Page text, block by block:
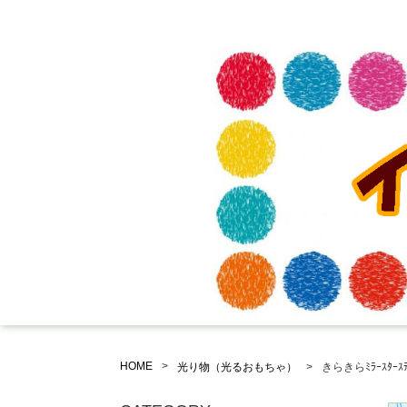
HOME 光り物（光るおもちゃ） きらきらﾐﾗｰｽﾀｰｽ